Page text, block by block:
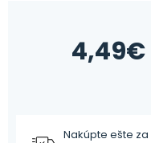
4,49€
Nakúpte ešte za